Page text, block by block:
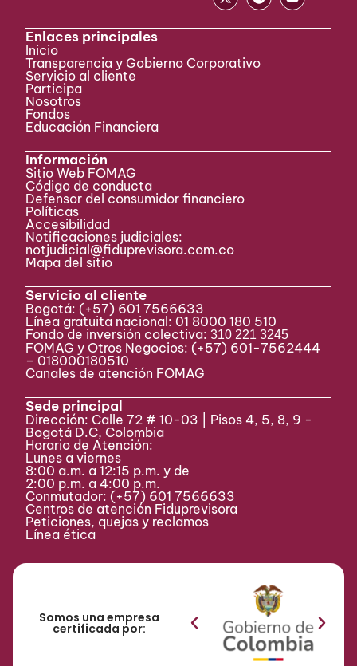
Enlaces principales
Inicio
Transparencia y Gobierno Corporativo
Servicio al cliente
Participa ​
Nosotros
Fondos
Educación Financiera
Información
Sitio Web FOMAG
Código de conducta
Defensor del consumidor financiero
Políticas
Accesibilidad
Notificaciones judiciales:
notjudicial@fiduprevisora.com.co
Mapa del sitio
Servicio al cliente
Bogotá: (+57) 601 7566633
Línea gratuita nacional: 01 8000 180 510
Fondo de inversión colectiva:310 221 3245
FOMAG y Otros Negocios: (+57) 601-7562444
– 018000180510
Canales de atención FOMAG
Sede principal
Dirección: Calle 72 # 10-03 | Pisos 4, 5, 8, 9 -
Bogotá D.C, Colombia
Horario de Atención:
Lunes a viernes
8:00 a.m. a 12:15 p.m. y de
2:00 p.m. a 4:00 p.m.
Conmutador: (+57) 601 7566633
Centros de atención Fiduprevisora
Peticiones, quejas y reclamos
Línea ética
Somos una empresa
certificada por: